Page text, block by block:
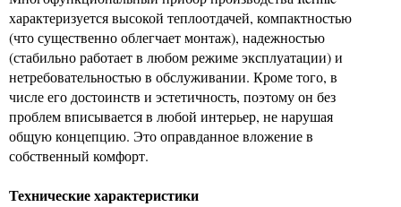
характеризуется высокой теплоотдачей, компактностью
(что существенно облегчает монтаж), надежностью
(стабильно работает в любом режиме эксплуатации) и
нетребовательностью в обслуживании. Кроме того, в
числе его достоинств и эстетичность, поэтому он без
проблем вписывается в любой интерьер, не нарушая
общую концепцию. Это оправданное вложение в
собственный комфорт.
Технические характеристики